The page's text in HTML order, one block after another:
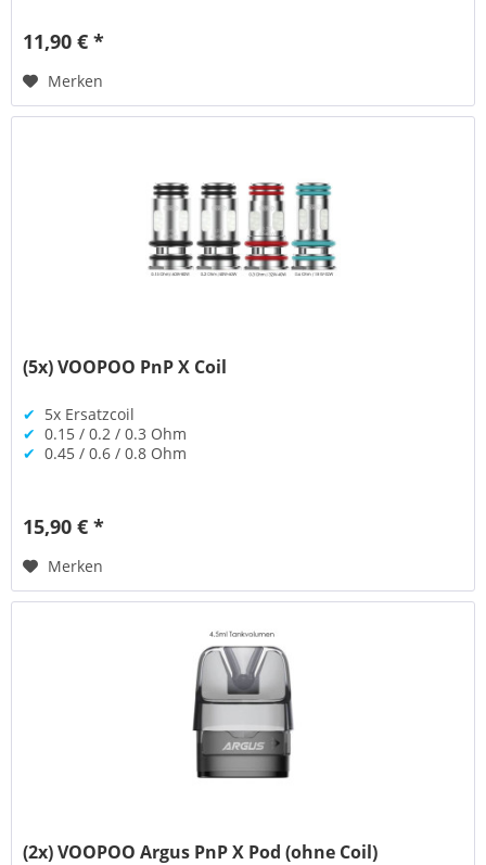
11,90 € *
Merken
(5x) VOOPOO PnP X Coil
✔ 5x Ersatzcoil
✔ 0.15 / 0.2 / 0.3 Ohm
✔ 0.45 / 0.6 / 0.8 Ohm
15,90 € *
Merken
(2x) VOOPOO Argus PnP X Pod (ohne Coil)